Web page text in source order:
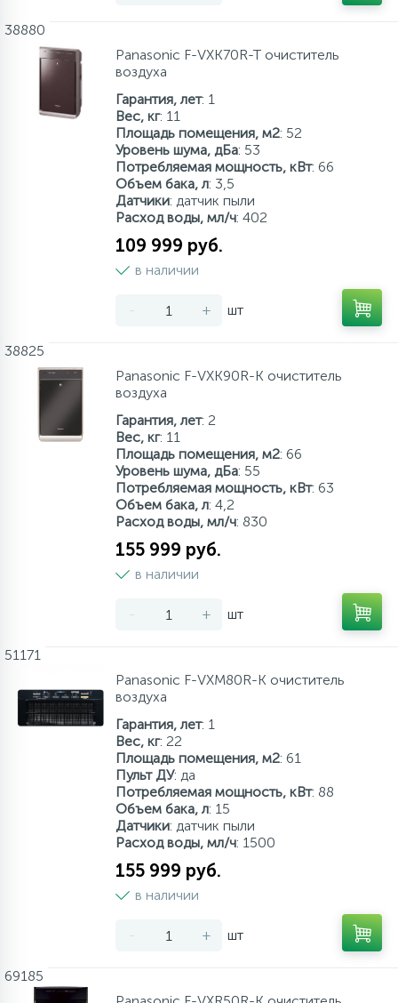
38880
Panasonic F-VXK70R-T очиститель
воздуха
Гарантия, лет: 1
Вес, кг: 11
Площадь помещения, м2: 52
Уровень шума, дБа: 53
Потребляемая мощность, кВт: 66
Объем бака, л: 3,5
Датчики: датчик пыли
Расход воды, мл/ч: 402
109 999 руб.
в наличии
- + шт
38825
Panasonic F-VXK90R-K очиститель
воздуха
Гарантия, лет: 2
Вес, кг: 11
Площадь помещения, м2: 66
Уровень шума, дБа: 55
Потребляемая мощность, кВт: 63
Объем бака, л: 4,2
Расход воды, мл/ч: 830
155 999 руб.
в наличии
- + шт
51171
Panasonic F-VXM80R-K очиститель
воздуха
Гарантия, лет: 1
Вес, кг: 22
Площадь помещения, м2: 61
Пульт ДУ: да
Потребляемая мощность, кВт: 88
Объем бака, л: 15
Датчики: датчик пыли
Расход воды, мл/ч: 1500
155 999 руб.
в наличии
- + шт
69185